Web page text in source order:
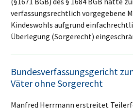
verfassungsrechtlich vorgegebene
Kindeswohls aufgrund
Überlegung (Sorgerecht)
Bundesverfassungsgericht
Väter ohne Sorgerecht
Manfred Herrmann erstreitet